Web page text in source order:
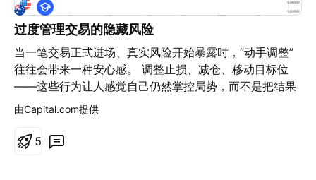
0.7100 区间（第 1 阻力位附近） 出现明显滞涨信号（如
长上影线、阴包阳、放量回落） 确认无法有效突破
0.70949 阻力 止损设置 0.7110（突破第 2 阻力位，证
明趋势转强，严格止损） 止盈目标 第一目标（减仓）：
0.70549（第 1 支撑位，减仓 50%） 第二目标（清
仓）：0.70214（多空关键位，全部平仓） 深度回调目标
（破位博弈）：0.69653（第 2 支撑位）、0.68985（第
殊破位行情处理 向上破位（多头延续） 触发条件：价格
过度管理交易的隐藏风险
当一笔交易正式进场、真实风险开始暴露时，“动手调整”
往往会带来一种安心感。 调整止损、减仓、移动目标位
——这些行为让人感觉自己仍然掌控局势，而不是把结果
完全交给市场。 但实际上，这种频繁干预的冲动，往往源
还有一种更隐性的偏差在发挥作用：当交易开始浮盈时，
教
学
由Capital.com提供
5